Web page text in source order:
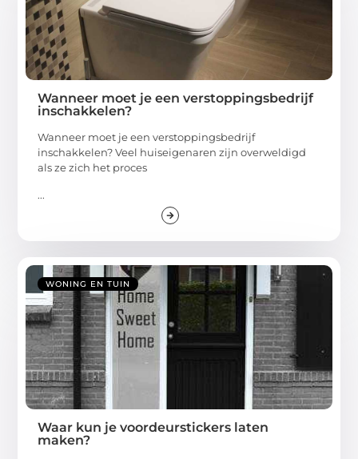
Wanneer moet je een verstoppingsbedrijf
inschakkelen?
Wanneer moet je een verstoppingsbedrijf
inschakkelen? Veel huiseigenaren zijn overweldigd
als ze zich het proces
...
WONING EN TUIN
Waar kun je voordeurstickers laten
maken?